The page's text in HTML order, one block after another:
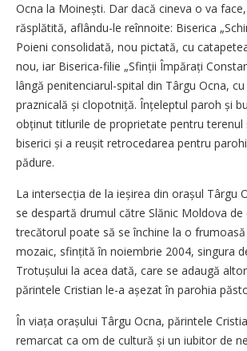
Ocna la Moinești. Dar dacă cineva o va
răsplătită, aflându-le reînnoite: Biserica
Poieni consolidată, nou pictată, cu
nou, iar Biserica-filie „Sfinții Împărați
lângă penitenciarul-spital din Târgu Ocna,
praznicală și clopotniță. Înțe­lep­tul paroh și
obținut titlurile de proprietate pentru terenul
biserici și a reușit retrocedarea pentru
pădure.
La intersecția de la ieșirea din orașul Târgu
se despartă drumul către Slănic Moldova
trecătorul poate să se închine la o
mozaic, sfințită în noiembrie 2004, singura
Trotușului la acea dată, care se adaugă
părintele Cristian le-a așezat în parohia
În viața orașului Târgu Ocna, părintele
remarcat ca om de cultură și un iubitor de